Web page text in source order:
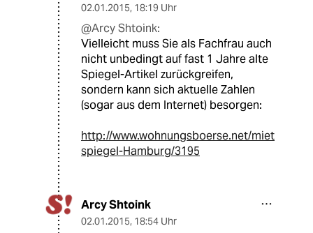
02.01.2015, 18:19 Uhr
@Arcy Shtoink:
Vielleicht muss Sie als Fachfrau auch
nicht unbedingt auf fast 1 Jahre alte
Spiegel-Artikel zurückgreifen,
sondern kann sich aktuelle Zahlen
(sogar aus dem Internet) besorgen:
http://www.wohnungsboerse.net/miet
spiegel-Hamburg/3195
Arcy Shtoink
02.01.2015, 18:54 Uhr